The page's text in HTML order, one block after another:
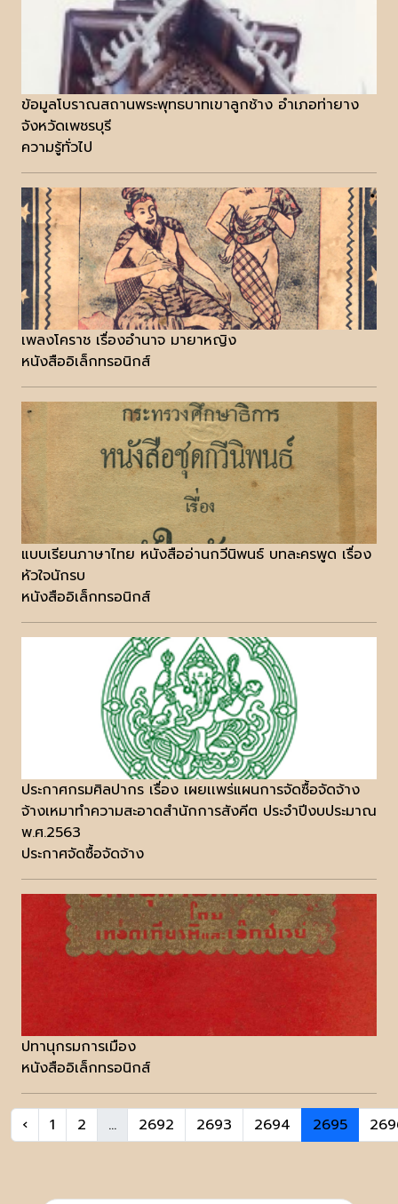
ข้อมูลโบราณสถานพระพุทธบาทเขาลูกช้าง อำเภอท่ายาง
จังหวัดเพชรบุรี
ความรู้ทั่วไป
เพลงโคราช เรื่องอำนาจ มายาหญิง
หนังสืออิเล็กทรอนิกส์
แบบเรียนภาษาไทย หนังสืออ่านกวีนิพนธ์ บทละครพูด เรื่อง
หัวใจนักรบ
หนังสืออิเล็กทรอนิกส์
ประกาศกรมศิลปากร เรื่อง เผยเเพร่แผนการจัดซื้อจัดจ้าง
จ้างเหมาทำความสะอาดสำนักการสังคีต ประจำปีงบประมาณ
พ.ศ.2563
ประกาศจัดซื้อจัดจ้าง
ปทานุกรมการเมือง
หนังสืออิเล็กทรอนิกส์
‹ 1 2 ... 2692 2693 2694 2695